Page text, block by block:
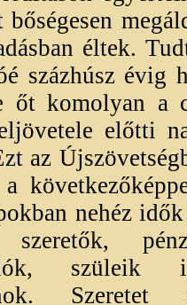
bőségesen
éltek.
százhúsz évig
őt komolyan a
előtti
az
a
nehéz
szeretők,
szüleik
Szeretet